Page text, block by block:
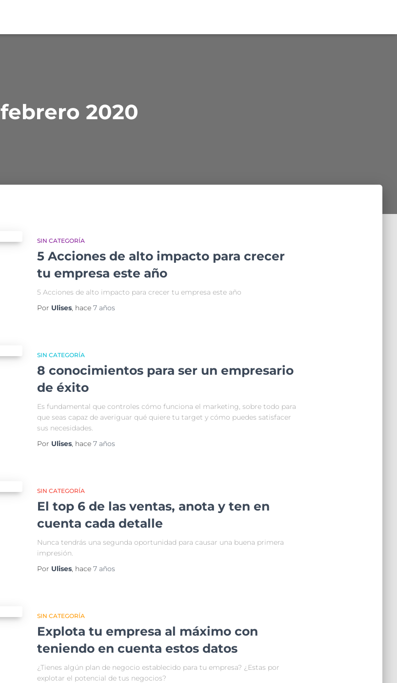
febrero 2020
SIN CATEGORÍA
5 Acciones de alto impacto para crecer
tu empresa este año
5 Acciones de alto impacto para crecer tu empresa este año
Por Ulises, hace 7 años
SIN CATEGORÍA
8 conocimientos para ser un empresario
de éxito
Es fundamental que controles cómo funciona el marketing, sobre todo para
que seas capaz de averiguar qué quiere tu target y cómo puedes satisfacer
sus necesidades.
Por Ulises, hace 7 años
SIN CATEGORÍA
El top 6 de las ventas, anota y ten en
cuenta cada detalle
Nunca tendrás una segunda oportunidad para causar una buena primera
impresión.
Por Ulises, hace 7 años
SIN CATEGORÍA
Explota tu empresa al máximo con
teniendo en cuenta estos datos
¿Tienes algún plan de negocio establecido para tu empresa? ¿Estas por
explotar el potencial de tus negocios?